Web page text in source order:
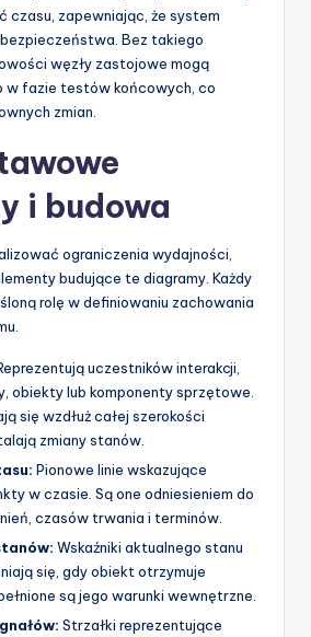
czasu, zapewniając, że system
Bez takiego
węzły zastojowe mogą
w fazie testów końcowych, co
zmian.
i budowa
ograniczenia wydajności,
budujące te diagramy. Każdy
rolę w definiowaniu zachowania
uczestników interakcji,
obiekty lub komponenty sprzętowe.
się wzdłuż całej szerokości
zmiany stanów.
Pionowe linie wskazujące
w czasie. Są one odniesieniem do
czasów trwania i terminów.
Wskaźniki aktualnego stanu
się, gdy obiekt otrzymuje
są jego warunki wewnętrzne.
Strzałki reprezentujące